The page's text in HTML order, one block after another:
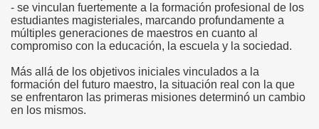
- se vinculan fuertemente a la formación profesional de los
estudiantes magisteriales, marcando profundamente a
múltiples generaciones de maestros en cuanto al
compromiso con la educación, la escuela y la sociedad.
Más allá de los objetivos iniciales vinculados a la
formación del futuro maestro, la situación real con la que
se enfrentaron las primeras misiones determinó un cambio
en los mismos.
60 de La Mina